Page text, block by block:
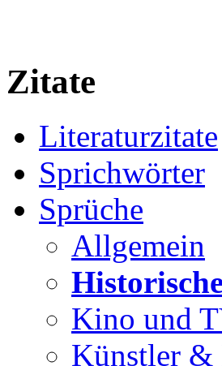
Zitate
Literaturzitate
Sprichwörter
Sprüche
Allgemein
Kino und
Künstler &